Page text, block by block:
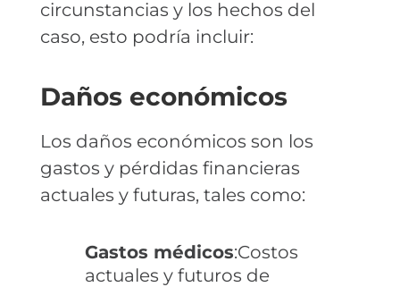
circunstancias y los hechos del
caso, esto podría incluir:
Daños económicos
Los daños económicos son los
gastos y pérdidas financieras
actuales y futuras, tales como:
Gastos médicos:Costos
actuales y futuros de